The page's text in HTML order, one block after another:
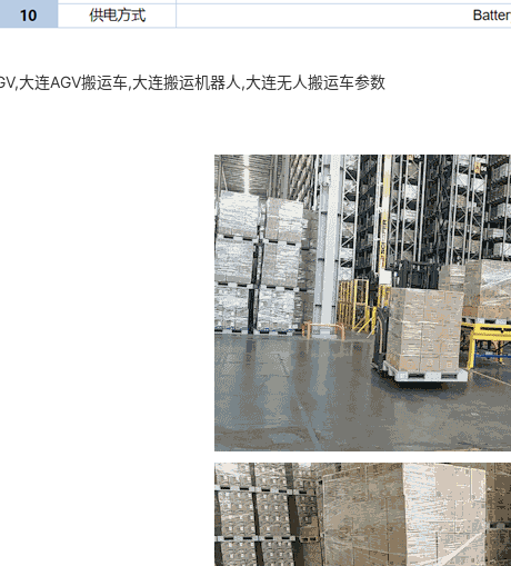
大连AGV搬运车,大连搬运机器人,大连无人搬运车参数